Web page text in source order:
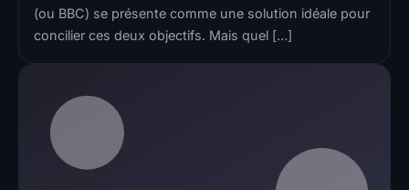
(ou BBC) se présente comme une solution idéale pour
concilier ces deux objectifs. Mais quel […]